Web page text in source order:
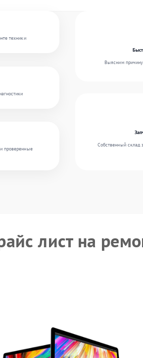
техники
проверенные
Выясним
Собственный склад
лист на